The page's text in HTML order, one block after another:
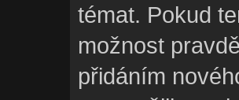
témat. Pokud
možnost
přidáním